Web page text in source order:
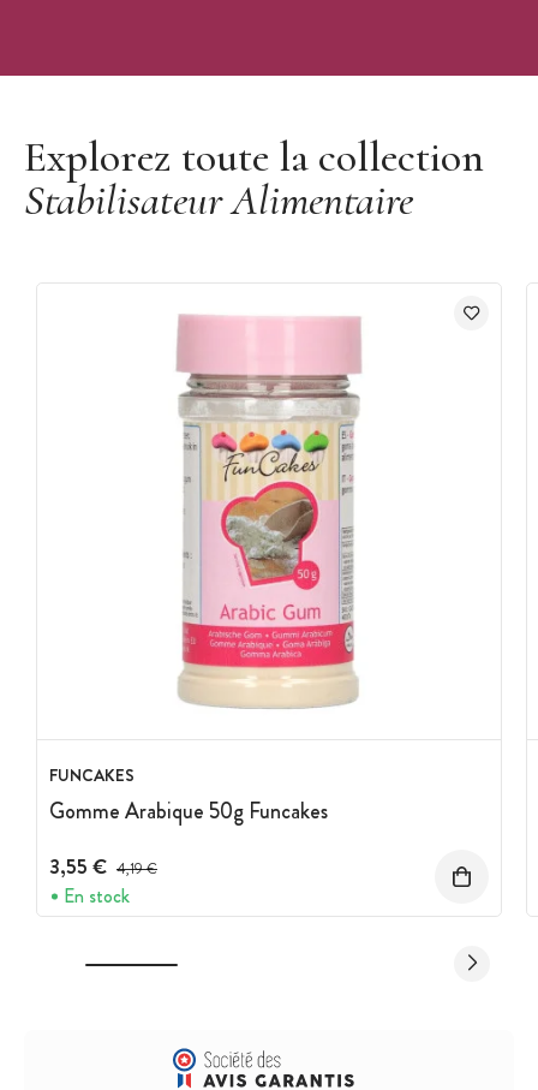
Explorez toute la collection
Stabilisateur Alimentaire
FUNCAKES
Gomme Arabique 50g Funcakes
3,55 € Prix avant réduction :
4,19 €
En stock